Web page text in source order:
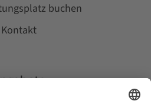
buchen
Kontakt